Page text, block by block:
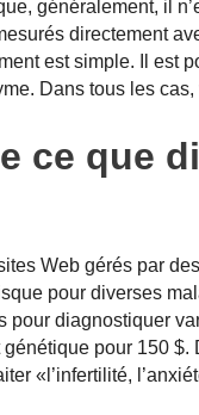
généralement, il
directement
est simple. Il est
Dans tous les
ce que
Web gérés par
pour diverses
pour diagnostiquer
pour 150
«l’infertilité,